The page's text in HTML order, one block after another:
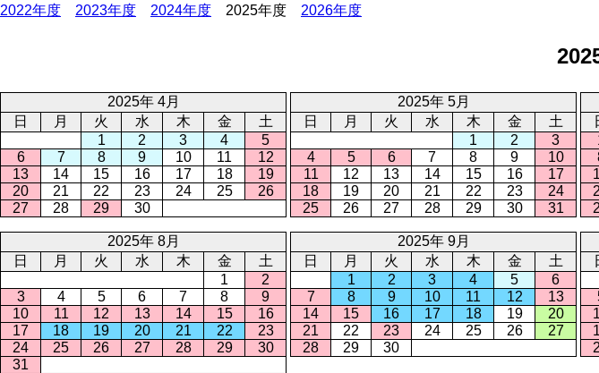
2022年度 2023年度 2024年度 2025年度 2026年度
2025年 4月
日
月 火 水 木 金
土
1
2 3 4
5
6
7 8 9 10 11
12
13
14 15 16 17 18
19
20
21 22 23 24 25
26
27
28 29 30
2025年 5月
日
月 火 水 木 金
土
1
2
3
4
5 6 7 8 9
10
11
12 13 14 15 16
17
18
19 20 21 22 23
24
25
26 27 28 29 30 31
2025年 8月
日
月 火 水 木 金
土
1
2
3
4 5 6 7 8
9
10
11 12 13 14 15
16
17
18 19 20 21 22
23
24
25 26 27 28 29
30
31
2025年 9月
日
月 火 水 木 金
土
1
2 3 4 5
6
7
8 9 10 11 12
13
14
15 16 17 18 19
20
21
22 23 24 25 26
27
28
29 30